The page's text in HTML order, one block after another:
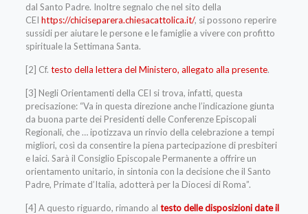
dal Santo Padre. Inoltre segnalo che nel sito della
CEI https://chiciseparera.chiesacattolica.it/, si possono reperire
sussidi per aiutare le persone e le famiglie a vivere con profitto
spirituale la Settimana Santa.
[2] Cf. testo della lettera del Ministero, allegato alla presente.
[3] Negli Orientamenti della CEI si trova, infatti, questa
precisazione: “Va in questa direzione anche l’indicazione giunta
da buona parte dei Presidenti delle Conferenze Episcopali
Regionali, che … ipotizzava un rinvio della celebrazione a tempi
migliori, così da consentire la piena partecipazione di presbiteri
e laici. Sarà il Consiglio Episcopale Permanente a offrire un
orientamento unitario, in sintonia con la decisione che il Santo
Padre, Primate d’Italia, adotterà per la Diocesi di Roma”.
[4] A questo riguardo, rimando al testo delle disposizioni date il